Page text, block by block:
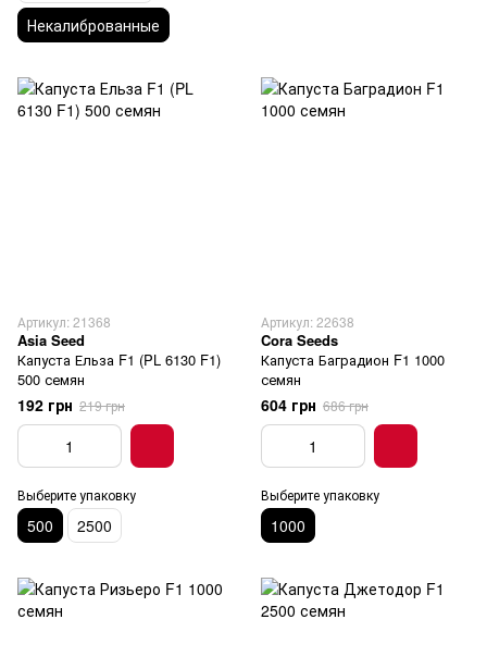
Некалиброванные
Артикул: 21368
Asia Seed
Капуста Ельза F1 (PL 6130 F1)
500 семян
192 грн 219 грн
Выберите упаковку
500 2500
Артикул: 22638
Cora Seeds
Капуста Баградион F1 1000
семян
604 грн 686 грн
Выберите упаковку
1000